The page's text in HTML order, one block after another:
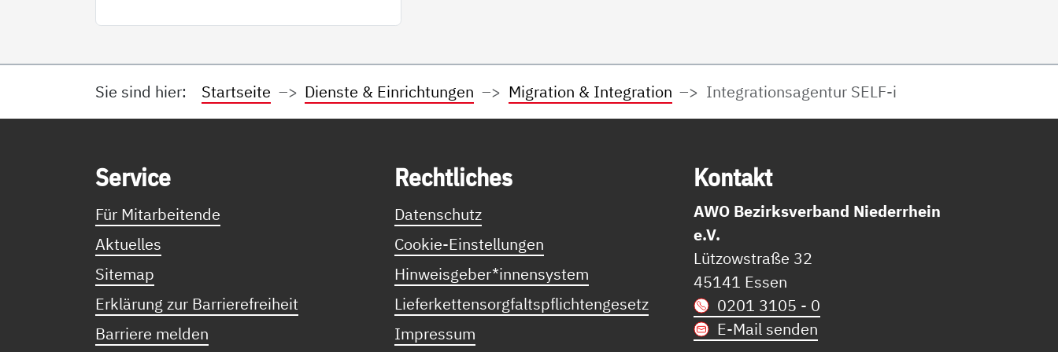
Sie sind hier: Startseite Dienste & Einrichtungen Migration & Integration Integrationsagentur SELF-i
Ser­vice
Für Mitarbeitende
Aktuelles
Sitemap
Erklärung zur Barrierefreiheit
Barriere melden
Recht­li­ches
Datenschutz
Cookie-Einstellungen
Hinweisgeber*innensystem
Lieferkettensorgfaltspflichtengesetz
Impressum
Kon­takt
AWO Bezirksverband Niederrhein
e.V.
Lützowstraße 32
45141 Essen
0201 3105 - 0
E-Mail senden